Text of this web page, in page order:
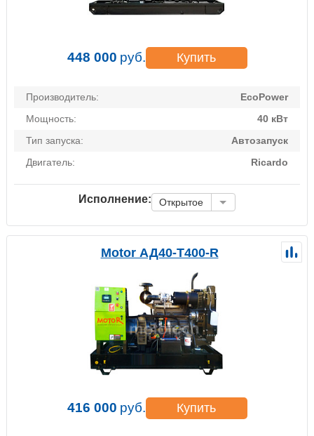
448 000 руб. Купить
Производитель:
EcoPower
Мощность:
40 кВт
Тип запуска:
Автозапуск
Двигатель:
Ricardo
Исполнение: Открытое
Motor АД40-Т400-R
416 000 руб. Купить